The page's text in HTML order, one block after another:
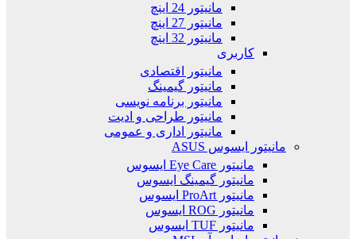
مانیتور 24 اینچ
مانیتور 27 اینچ
مانیتور 32 اینچ
کاربری
مانیتور اقتصادی
مانیتور گیمینگ
مانیتور برنامه نویسی
مانیتور طراحی و ادیت
مانیتور اداری و عمومی
مانیتور ایسوس ASUS
مانیتور Eye Care ایسوس
مانیتور گیمینگ ایسوس
مانیتور ProArt ایسوس
مانیتور ROG ایسوس
مانیتور TUF ایسوس